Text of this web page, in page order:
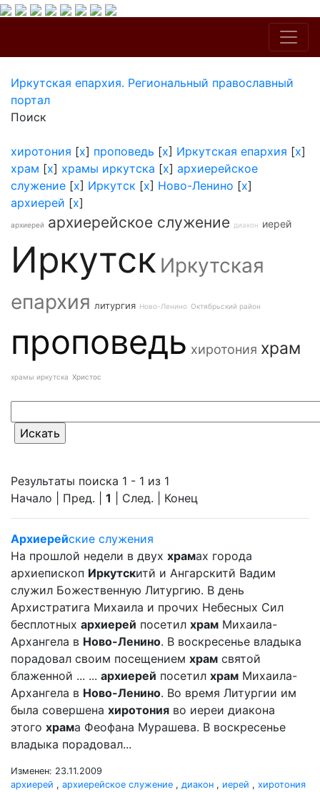
Иркутская епархия. Региональный православный
портал
Поиск
хиротония [x] проповедь [x] Иркутская епархия [x]
храм [x] храмы иркутска [x] архиерейское
служение [x] Иркутск [x] Ново-Ленино [x]
архиерей [x]
архиерей архиерейское служение диакон иерей
Иркутск Иркутская
епархия литургия Ново-Ленино Октябрьский район
проповедь хиротония храм
храмы иркутска Христос
Результаты поиска 1 - 1 из 1
Начало | Пред. | 1 | След. | Конец
Архиерейские служения
На прошлой недели в двух храмах города
архиепископ Иркутскитй и Ангарскитй Вадим
служил Божественную Литургию. В день
Архистратига Михаила и прочих Небесных Сил
бесплотных архиерей посетил храм Михаила-
Архангела в Ново-Ленино. В воскресенье владыка
порадовал своим посещением храм святой
блаженной ... ... архиерей посетил храм Михаила-
Архангела в Ново-Ленино. Во время Литургии им
была совершена хиротония во иереи диакона
этого храма Феофана Мурашева. В воскресенье
владыка порадовал...
Изменен: 23.11.2009
архиерей , архиерейское служение , диакон , иерей , хиротония